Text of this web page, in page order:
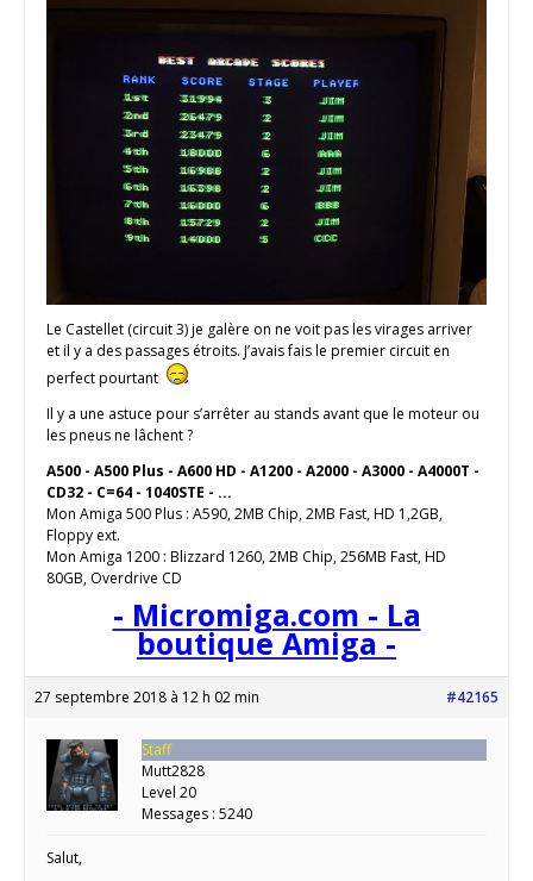
Le Castellet (circuit 3) je galère on ne voit pas les virages arriver
et il y a des passages étroits. J’avais fais le premier circuit en
perfect pourtant
Il y a une astuce pour s’arrêter au stands avant que le moteur ou
les pneus ne lâchent ?
A500 - A500 Plus - A600 HD - A1200 - A2000 - A3000 - A4000T -
CD32 - C=64 - 1040STE - ...
Mon Amiga 500 Plus : A590, 2MB Chip, 2MB Fast, HD 1,2GB,
Floppy ext.
Mon Amiga 1200 : Blizzard 1260, 2MB Chip, 256MB Fast, HD
80GB, Overdrive CD
- Micromiga.com - La
boutique Amiga -
27 septembre 2018 à 12 h 02 min #42165
Staff
Mutt2828
Level 20
Messages : 5240
Salut,